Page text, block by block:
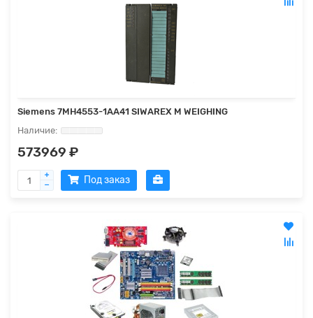
Siemens 7MH4553-1AA41 SIWAREX M WEIGHING
573969 ₽
Под заказ